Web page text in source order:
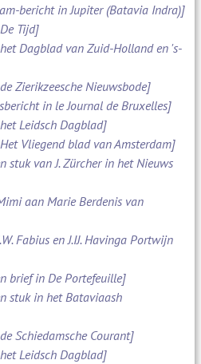
bericht in Jupiter (Batavia Indra)]
Tijd]
Dagblad van Zuid-Holland en 's-
Zierikzeesche Nieuwsbode]
in le Journal de Bruxelles]
Leidsch Dagblad]
Vliegend blad van Amsterdam]
stuk van J. Zürcher in het Nieuws
aan Marie Berdenis van
Fabius en J.IJ. Havinga Portwijn
brief in De Portefeuille]
stuk in het Bataviaash
Schiedamsche Courant]
Leidsch Dagblad]